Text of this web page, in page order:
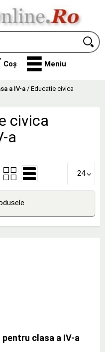
Coș Meniu
a IV-a / Educatie civica
civica
a
24
clasa a IV-a